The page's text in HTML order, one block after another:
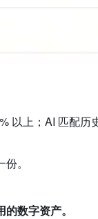
以上；AI 匹配
。
数字资产。